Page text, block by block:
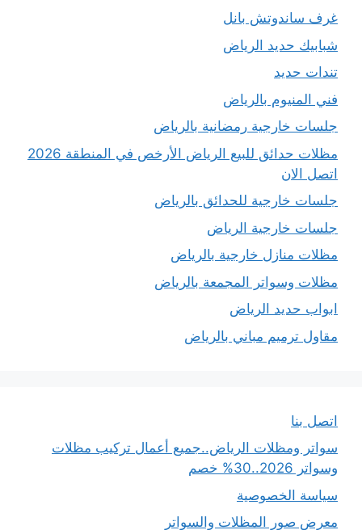
غرف ساندوتش بانل
شبابيك حديد الرياض
تندات حديد
فني المنيوم بالرياض
جلسات خارجية رمضانية بالرياض
مظلات حدائق للبيع الرياض الأرخص في المنطقة 2026
اتصل الان
جلسات خارجية للحدائق بالرياض
جلسات خارجية الرياض
مظلات منازل خارجية بالرياض
مظلات وسواتر المجمعة بالرياض
ابواب حديد الرياض
مقاول ترميم مباني بالرياض
اتصل بنا
سواتر ومظلات الرياض..جميع أعمال تركيب مظلات
وسواتر 2026..30% خصم
سياسة الخصوصية
معرض صور المظلات والسواتر